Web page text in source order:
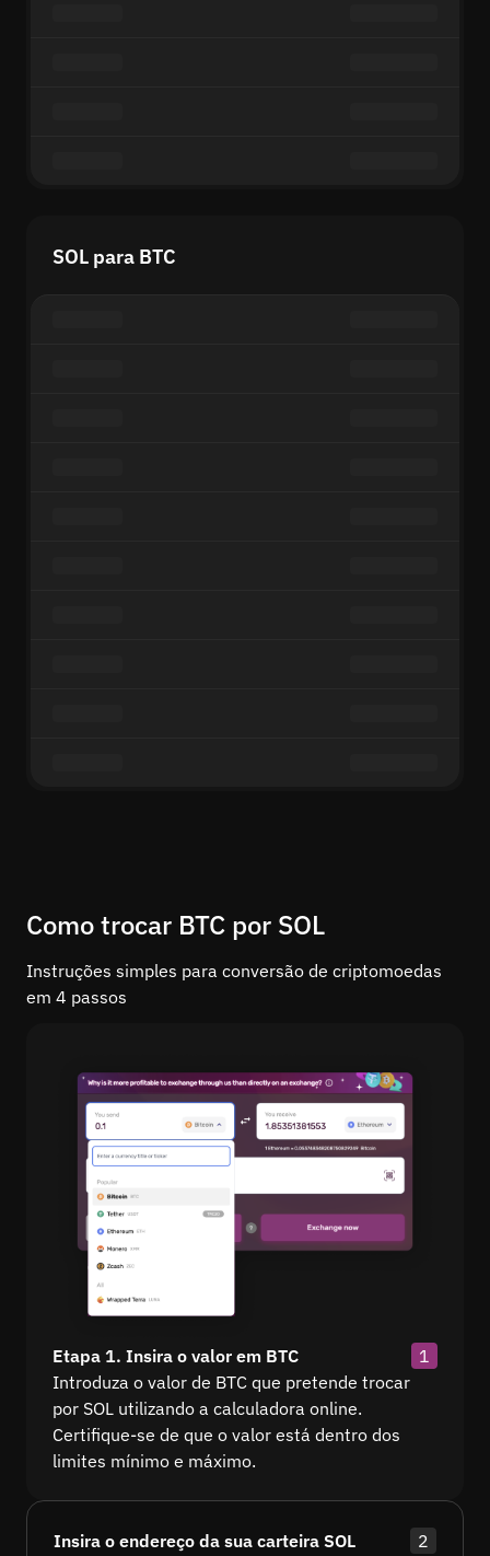
SOL para BTC
Como trocar BTC por SOL
Instruções simples para conversão de criptomoedas
em 4 passos
Etapa 1. Insira o valor em BTC
1
Introduza o valor de BTC que pretende trocar
por SOL utilizando a calculadora online.
Certifique-se de que o valor está dentro dos
limites mínimo e máximo.
Insira o endereço da sua carteira SOL 2